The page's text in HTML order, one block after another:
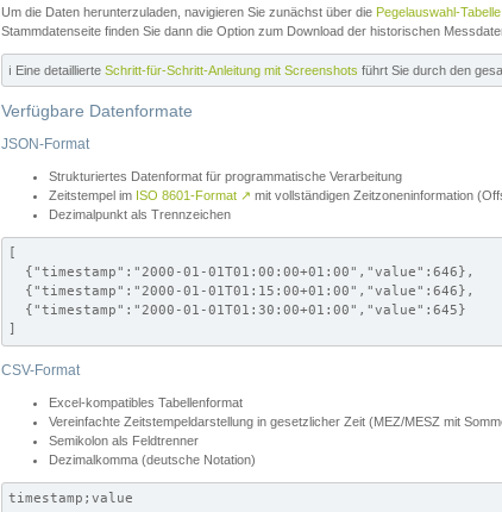
Um die Daten herunterzuladen, navigieren Sie zunächst über die Pegelauswahl-Tabelle
Stammdatenseite finden Sie dann die Option zum Download der historischen
ℹ️ Eine detaillierte Schritt-für-Schritt-Anleitung mit Screenshots führt Sie durch den
Verfügbare Datenformate
JSON-Format
Strukturiertes Datenformat für programmatische Verarbeitung
Zeitstempel im ISO 8601-Format ↗ mit vollständigen Zeitzoneninformation
Dezimalpunkt als Trennzeichen
[
  {"timestamp":"2000-01-01T01:00:00+01:00","value":646},
  {"timestamp":"2000-01-01T01:15:00+01:00","value":646},
  {"timestamp":"2000-01-01T01:30:00+01:00","value":645}
]
CSV-Format
Excel-kompatibles Tabellenformat
Vereinfachte Zeitstempeldarstellung in gesetzlicher Zeit (MEZ/MESZ mit
Semikolon als Feldtrenner
Dezimalkomma (deutsche Notation)
timestamp;value